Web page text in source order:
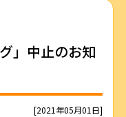
」中止のお知
[2021年05月01日]